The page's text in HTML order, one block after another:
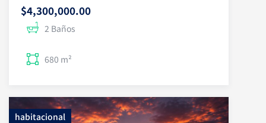
$4,300,000.00
2 Baños
680 m²
habitacional